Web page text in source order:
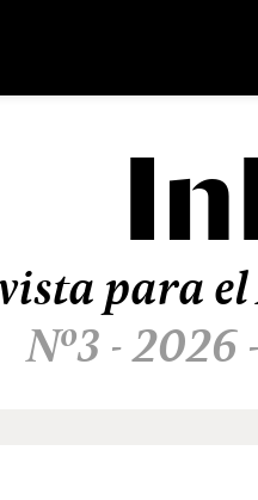
para
Nº3 - 2026